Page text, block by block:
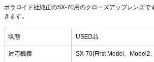
ポラロイド社純正のSX-70用のクローズアップレンズ
きます。
状態 USED品
対応機種 SX-70(First Model、Model2